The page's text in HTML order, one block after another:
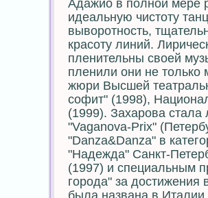
Адажио в полной мере
идеальную чистоту
выворотность,
красоту линий.
пленительны своей
пленили они не только
жюри Высшей
софит" (1998),
(1999). Захарова
"Vaganova-Prix"
"Danza&Danza" в
"Надежда" Санкт-
(1997) и специальным
города" за достижения
была названа в